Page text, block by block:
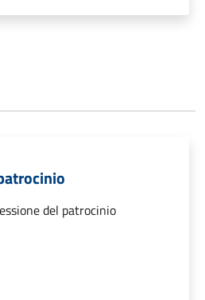
del patrocinio